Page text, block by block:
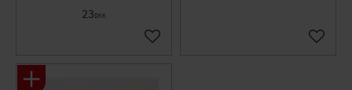
23DKK
Gem som favorit Gem